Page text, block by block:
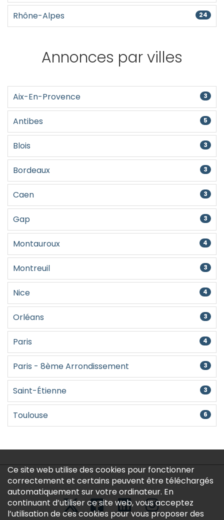
Rhône-Alpes 24
Annonces par villes
Aix-En-Provence 3
Antibes 5
Blois 3
Bordeaux 3
Caen 3
Gap 3
Montauroux 4
Montreuil 3
Nice 4
Orléans 3
Paris 4
Paris - 8ème Arrondissement 3
Saint-Étienne 3
Toulouse 6
Ce site web utilise des cookies pour fonctionner
correctement et certains peuvent être téléchargés
automatiquement sur votre ordinateur. En
continuant d’utiliser ce site web, vous acceptez
l’utilisation de ces cookies pour vous proposer des